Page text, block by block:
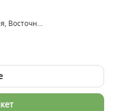
Грузинская, Европейская, Кавказская, Восточная, Русская, Американская